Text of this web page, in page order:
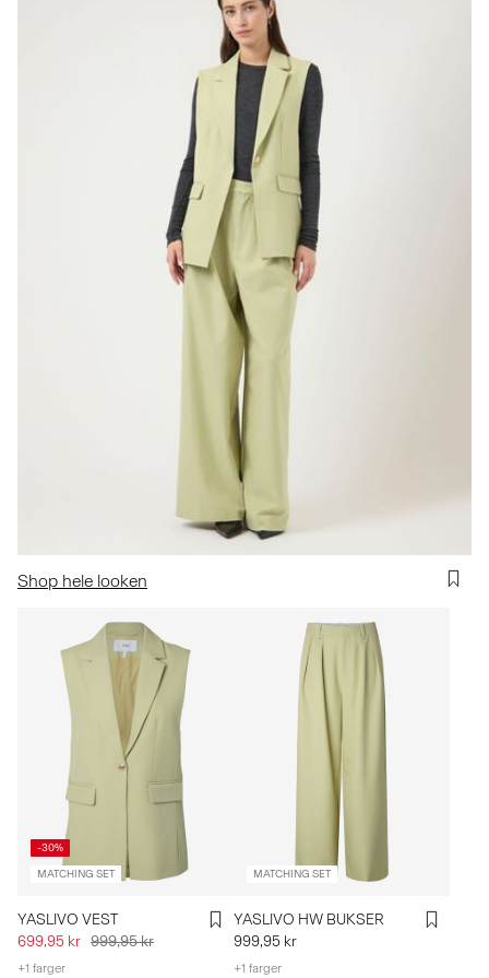
Shop hele looken
-30%
MATCHING SET
YASLIVO VEST
699,95 kr 999,95 kr
+1 farger
MATCHING SET
YASLIVO HW BUKSER
999,95 kr
+1 farger